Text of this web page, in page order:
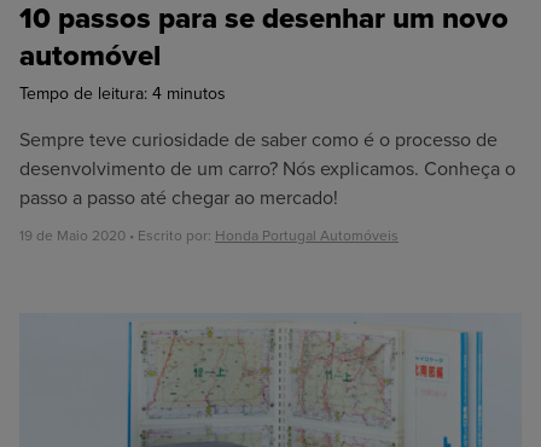
10 passos para se desenhar um novo
automóvel
Tempo de leitura: 4 minutos
Sempre teve curiosidade de saber como é o processo de
desenvolvimento de um carro? Nós explicamos. Conheça o
passo a passo até chegar ao mercado!
19 de Maio 2020 • Escrito por: Honda Portugal Automóveis